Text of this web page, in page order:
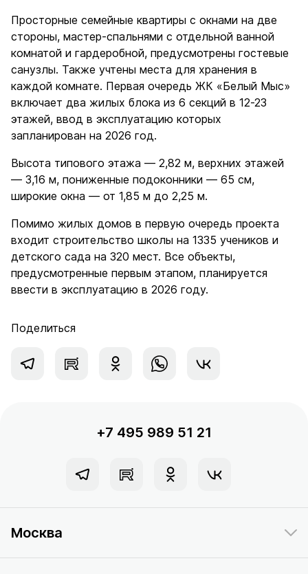
Просторные семейные квартиры с окнами на две
стороны, мастер-спальнями с отдельной ванной
комнатой и гардеробной, предусмотрены гостевые
санузлы. Также учтены места для хранения в
каждой комнате. Первая очередь ЖК «Белый Мыс»
включает два жилых блока из 6 секций в 12-23
этажей, ввод в эксплуатацию которых
запланирован на 2026 год.
Высота типового этажа — 2,82 м, верхних этажей
— 3,16 м, пониженные подоконники — 65 см,
широкие окна — от 1,85 м до 2,25 м.
Помимо жилых домов в первую очередь проекта
входит строительство школы на 1335 учеников и
детского сада на 320 мест. Все объекты,
предусмотренные первым этапом, планируется
ввести в эксплуатацию в 2026 году.
Поделиться
+7 495 989 51 21
Москва